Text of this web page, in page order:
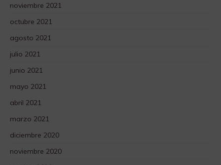
noviembre 2021
octubre 2021
agosto 2021
julio 2021
junio 2021
mayo 2021
abril 2021
marzo 2021
diciembre 2020
noviembre 2020